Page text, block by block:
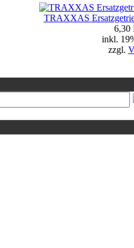
TRAXXAS
6,30
inkl.
zzgl.